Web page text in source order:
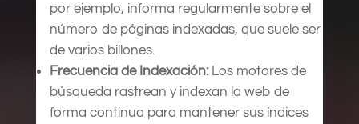
por ejemplo, informa regularmente sobre el
número de páginas indexadas, que suele ser
de varios billones.
Frecuencia de Indexación:Los motores de
búsqueda rastrean y indexan la web de
forma continua para mantener sus índices